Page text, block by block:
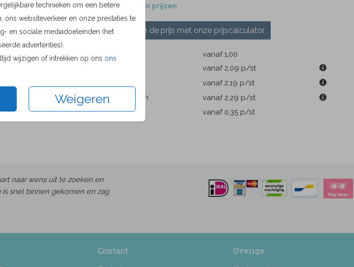
technieken om een betere
ons websiteverkeer en onze prestaties te
en sociale mediadoeleinden (het
advertenties).
wijzigen of intrekken op ons ons
Weigeren
Formaten en prijzen
Bereken de prijs met onze prijscalculator
vanaf 1,00
vanaf 2,09 p/st
vanaf 2,19 p/st
21.6 × 14.4 cm
vanaf 2,29 p/st
Enveloppen
vanaf 0,35 p/st
naar wens uit te zoeken en
snel binnen gekomen en zag
Contact Overige